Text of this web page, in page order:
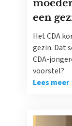
een
Het CDA
gezin. Dat
CDA-
voorstel?
Lees meer